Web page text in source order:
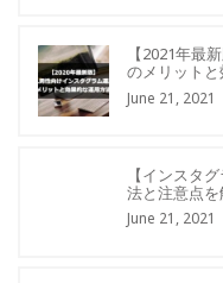
【2021年最
のメリット
June 21, 2021
【インスタ
法と注意点を
June 21, 2021